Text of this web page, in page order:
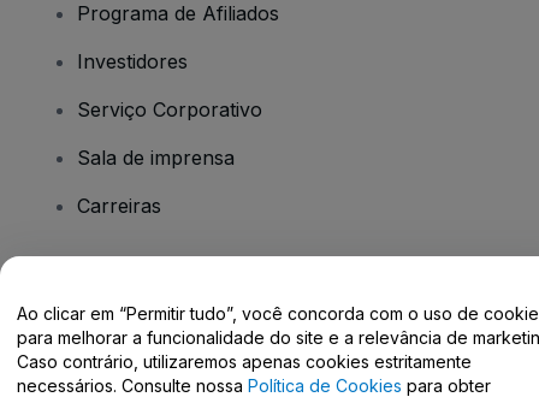
Programa de Afiliados
Investidores
Serviço Corporativo
Sala de imprensa
Carreiras
Centro de Ajuda / Fale Conosco
Ao clicar em “Permitir tudo”, você concorda com o uso de
para melhorar a funcionalidade do site e a relevância de
Caso contrário, utilizaremos apenas cookies estritamente
necessários. Consulte nossa Política de Cookies para obter